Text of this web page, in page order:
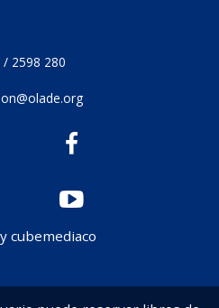
2598 280
cubemediaco